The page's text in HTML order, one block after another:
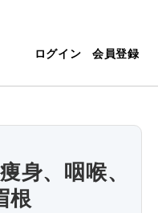
ログイン 会員登録
身、咽喉、
根